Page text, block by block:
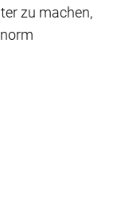
zu machen,